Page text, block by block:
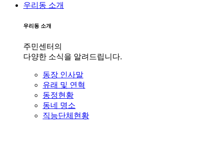
우리동 소개
우리동 소개
주민센터의
다양한 소식을 알려드립니다.
동장 인사말
유래 및 연혁
동정현황
동네 명소
직능단체현황